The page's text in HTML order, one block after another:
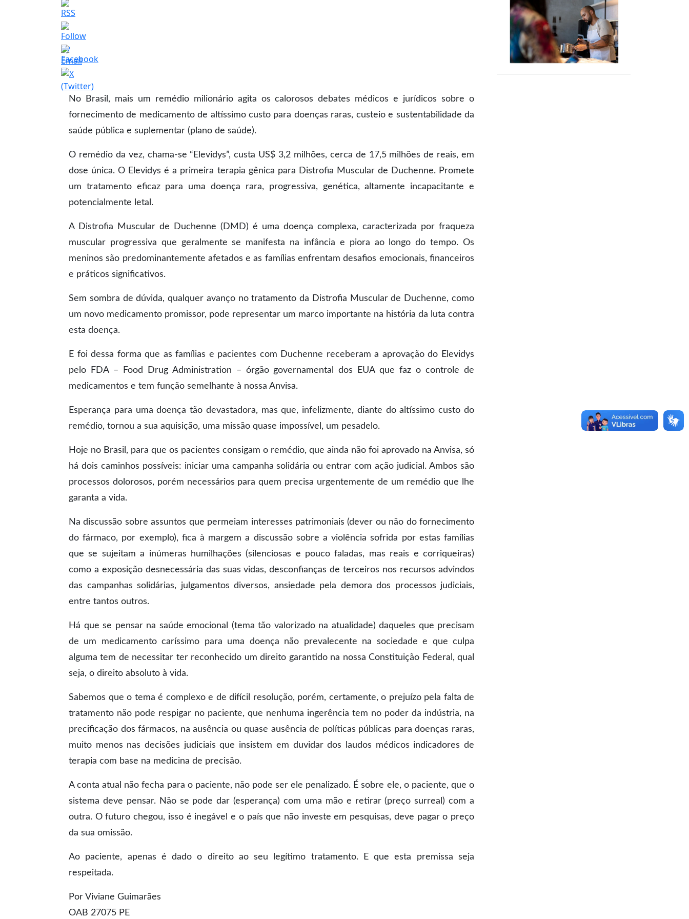
No Brasil, mais um remédio milionário agita os calorosos debates médicos e jurídicos sobre o
fornecimento de medicamento de altíssimo custo para doenças raras, custeio e sustentabilidade da
saúde pública e suplementar (plano de saúde).
O remédio da vez, chama-se “Elevidys”, custa US$ 3,2 milhões, cerca de 17,5 milhões de reais, em
dose única. O Elevidys é a primeira terapia gênica para Distrofia Muscular de Duchenne. Promete
um tratamento eficaz para uma doença rara, progressiva, genética, altamente incapacitante e
potencialmente letal.
A Distrofia Muscular de Duchenne (DMD) é uma doença complexa, caracterizada por fraqueza
muscular progressiva que geralmente se manifesta na infância e piora ao longo do tempo. Os
meninos são predominantemente afetados e as famílias enfrentam desafios emocionais, financeiros
e práticos significativos.
Sem sombra de dúvida, qualquer avanço no tratamento da Distrofia Muscular de Duchenne, como
um novo medicamento promissor, pode representar um marco importante na história da luta contra
esta doença.
E foi dessa forma que as famílias e pacientes com Duchenne receberam a aprovação do Elevidys
pelo FDA – Food Drug Administration – órgão governamental dos EUA que faz o controle de
medicamentos e tem função semelhante à nossa Anvisa.
Esperança para uma doença tão devastadora, mas que, infelizmente, diante do altíssimo custo do
remédio, tornou a sua aquisição, uma missão quase impossível, um pesadelo.
Hoje no Brasil, para que os pacientes consigam o remédio, que ainda não foi aprovado na Anvisa, só
há dois caminhos possíveis: iniciar uma campanha solidária ou entrar com ação judicial. Ambos são
processos dolorosos, porém necessários para quem precisa urgentemente de um remédio que lhe
garanta a vida.
Na discussão sobre assuntos que permeiam interesses patrimoniais (dever ou não do fornecimento
do fármaco, por exemplo), fica à margem a discussão sobre a violência sofrida por estas famílias
que se sujeitam a inúmeras humilhações (silenciosas e pouco faladas, mas reais e corriqueiras)
como a exposição desnecessária das suas vidas, desconfianças de terceiros nos recursos advindos
das campanhas solidárias, julgamentos diversos, ansiedade pela demora dos processos judiciais,
entre tantos outros.
Há que se pensar na saúde emocional (tema tão valorizado na atualidade) daqueles que precisam
de um medicamento caríssimo para uma doença não prevalecente na sociedade e que culpa
alguma tem de necessitar ter reconhecido um direito garantido na nossa Constituição Federal, qual
seja, o direito absoluto à vida.
Sabemos que o tema é complexo e de difícil resolução, porém, certamente, o prejuízo pela falta de
tratamento não pode respigar no paciente, que nenhuma ingerência tem no poder da indústria, na
precificação dos fármacos, na ausência ou quase ausência de políticas públicas para doenças raras,
muito menos nas decisões judiciais que insistem em duvidar dos laudos médicos indicadores de
terapia com base na medicina de precisão.
A conta atual não fecha para o paciente, não pode ser ele penalizado. É sobre ele, o paciente, que o
sistema deve pensar. Não se pode dar (esperança) com uma mão e retirar (preço surreal) com a
outra. O futuro chegou, isso é inegável e o país que não investe em pesquisas, deve pagar o preço
da sua omissão.
Ao paciente, apenas é dado o direito ao seu legítimo tratamento. E que esta premissa seja
respeitada.
Por Viviane Guimarães
OAB 27075 PE